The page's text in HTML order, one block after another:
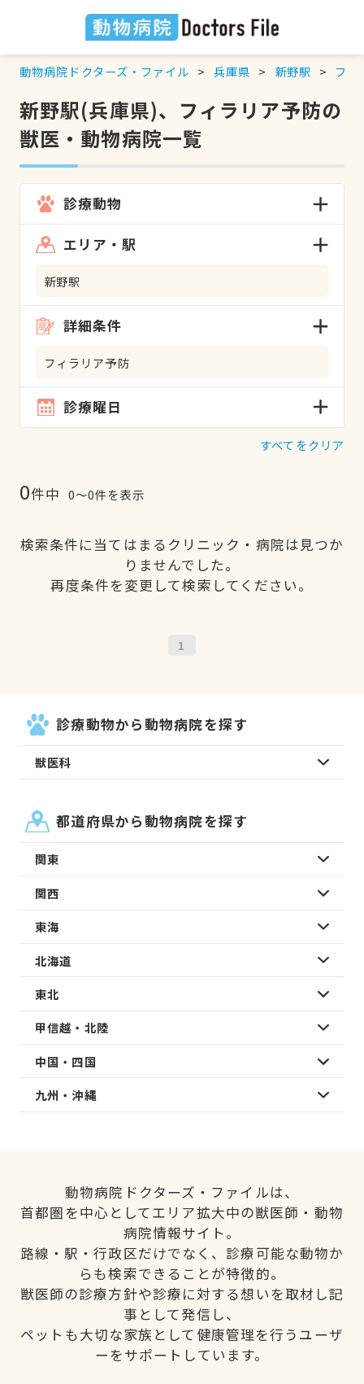
動物病院ドクターズ・ファイル 兵庫県 新野駅 フィ
新野駅(兵庫県)、フィラリア予防の
獣医・動物病院一覧
診療動物
エリア・駅
新野駅
詳細条件
フィラリア予防
診療曜日
すべてをクリア
0件中 0〜0件を表示
検索条件に当てはまるクリニック・病院は見つか
りませんでした。
再度条件を変更して検索してください。
1
診療動物から動物病院を探す
獣医科
都道府県から動物病院を探す
関東
関西
東海
北海道
東北
甲信越・北陸
中国・四国
九州・沖縄
動物病院ドクターズ・ファイルは、
首都圏を中心としてエリア拡大中の獣医師・動物
病院情報サイト。
路線・駅・行政区だけでなく、診療可能な動物か
らも検索できることが特徴的。
獣医師の診療方針や診療に対する想いを取材し記
事として発信し、
ペットも大切な家族として健康管理を行うユーザ
ーをサポートしています。